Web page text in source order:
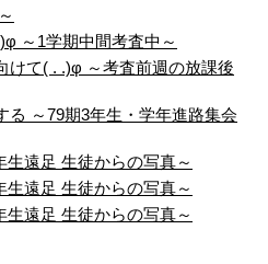
～1学期中間考査中～
けて( . .)φ ～考査前週の放課後
る ～79期3年生・学年進路集会
遠足 生徒からの写真～
遠足 生徒からの写真～
遠足 生徒からの写真～